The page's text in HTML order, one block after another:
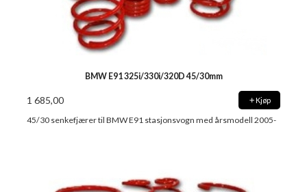
BMW E91 325i/330i/320D 45/30mm
1 685,00 Kjøp
45/30 senkefjærer til BMW E91 stasjonsvogn med årsmodell 2005-